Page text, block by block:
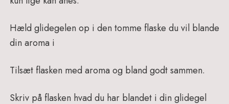
Hæld glidegelen op i den tomme flaske du vil blande
din aroma i
Tilsæt flasken med aroma og bland godt sammen.
Skriv på flasken hvad du har blandet i din glidegel